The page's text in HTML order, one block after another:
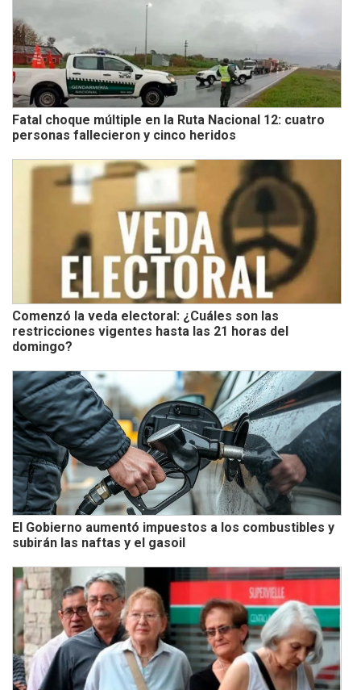
Fatal choque múltiple en la Ruta Nacional 12: cuatro
personas fallecieron y cinco heridos
Comenzó la veda electoral: ¿Cuáles son las
restricciones vigentes hasta las 21 horas del
domingo?
El Gobierno aumentó impuestos a los combustibles y
subirán las naftas y el gasoil